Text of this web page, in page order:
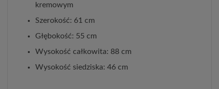
kremowym
Szerokość: 61 cm
Głębokość: 55 cm
Wysokość całkowita: 88 cm
Wysokość siedziska: 46 cm